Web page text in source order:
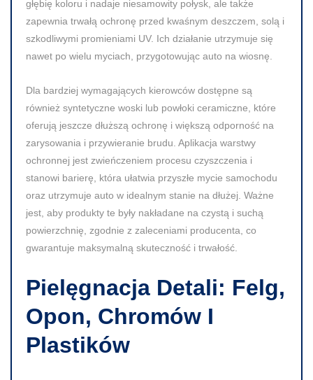
głębię koloru i nadaje niesamowity połysk, ale także
zapewnia trwałą ochronę przed kwaśnym deszczem, solą i
szkodliwymi promieniami UV. Ich działanie utrzymuje się
nawet po wielu myciach, przygotowując auto na wiosnę.
Dla bardziej wymagających kierowców dostępne są
również syntetyczne woski lub powłoki ceramiczne, które
oferują jeszcze dłuższą ochronę i większą odporność na
zarysowania i przywieranie brudu. Aplikacja warstwy
ochronnej jest zwieńczeniem procesu czyszczenia i
stanowi barierę, która ułatwia przyszłe mycie samochodu
oraz utrzymuje auto w idealnym stanie na dłużej. Ważne
jest, aby produkty te były nakładane na czystą i suchą
powierzchnię, zgodnie z zaleceniami producenta, co
gwarantuje maksymalną skuteczność i trwałość.
Pielęgnacja Detali: Felg,
Opon, Chromów I
Plastików